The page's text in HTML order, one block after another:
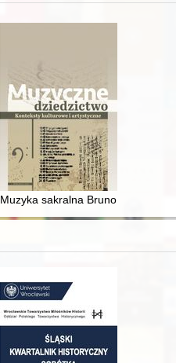
Muzyka sakralna Bruno Steina :